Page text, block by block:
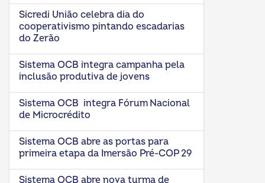
Sicredi União celebra dia do
cooperativismo pintando escadarias
do Zerão
Sistema OCB integra campanha pela
inclusão produtiva de jovens
Sistema OCB integra Fórum Nacional
de Microcrédito
Sistema OCB abre as portas para
primeira etapa da Imersão Pré-COP 29
Sistema OCB abre nova turma de